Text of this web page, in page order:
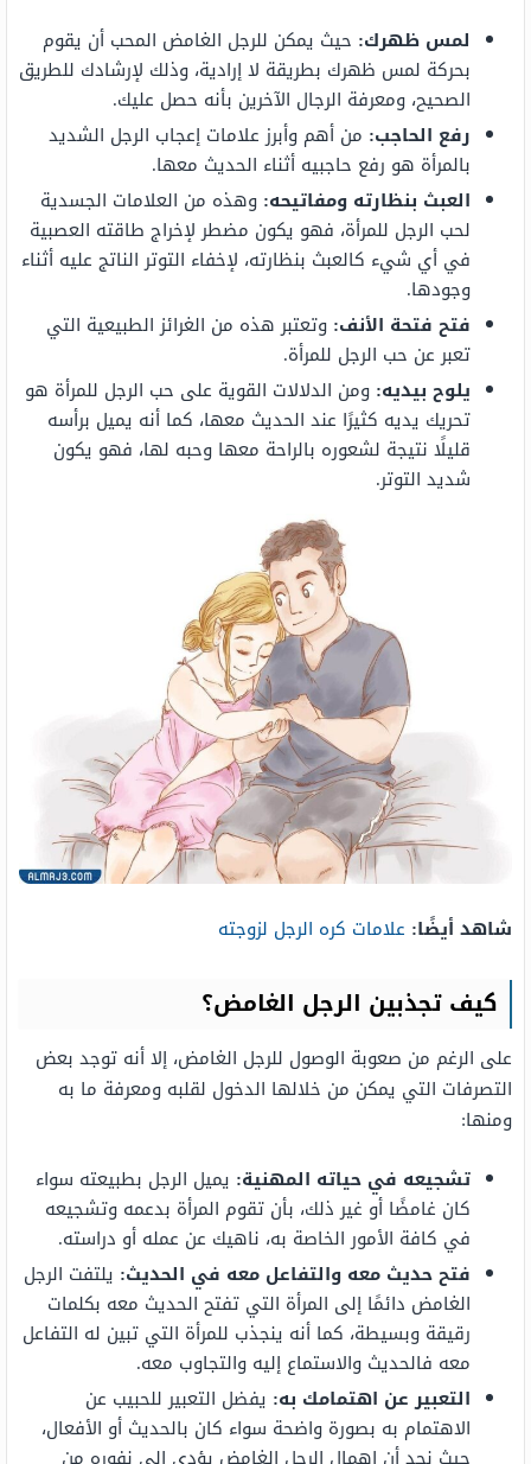
لمس ظهرك: حيث يمكن للرجل الغامض المحب أن يقوم
بحركة لمس ظهرك بطريقة لا إرادية، وذلك لإرشادك للطريق
الصحيح، ومعرفة الرجال الآخرين بأنه حصل عليك.
رفع الحاجب: من أهم وأبرز علامات إعجاب الرجل الشديد
بالمرأة هو رفع حاجبيه أثناء الحديث معها.
العبث بنظارته ومفاتيحه: وهذه من العلامات الجسدية
لحب الرجل للمرأة، فهو يكون مضطر لإخراج طاقته العصبية
في أي شيء كالعبث بنظارته، لإخفاء التوتر الناتج عليه أثناء
وجودها.
فتح فتحة الأنف: وتعتبر هذه من الغرائز الطبيعية التي
تعبر عن حب الرجل للمرأة.
يلوح بيديه: ومن الدلالات القوية على حب الرجل للمرأة هو
تحريك يديه كثيرًا عند الحديث معها، كما أنه يميل برأسه
قليلًا نتيجة لشعوره بالراحة معها وحبه لها، فهو يكون
شديد التوتر.
شاهد أيضًا: علامات كره الرجل لزوجته
كيف تجذبين الرجل الغامض؟
على الرغم من صعوبة الوصول للرجل الغامض، إلا أنه توجد بعض
التصرفات التي يمكن من خلالها الدخول لقلبه ومعرفة ما به
ومنها:
تشجيعه في حياته المهنية: يميل الرجل بطبيعته سواء
كان غامضًا أو غير ذلك، بأن تقوم المرأة بدعمه وتشجيعه
في كافة الأمور الخاصة به، ناهيك عن عمله أو دراسته.
فتح حديث معه والتفاعل معه في الحديث: يلتفت الرجل
الغامض دائمًا إلى المرأة التي تفتح الحديث معه بكلمات
رقيقة وبسيطة، كما أنه ينجذب للمرأة التي تبين له التفاعل
معه فالحديث والاستماع إليه والتجاوب معه.
التعبير عن اهتمامك به: يفضل التعبير للحبيب عن
الاهتمام به بصورة واضحة سواء كان بالحديث أو الأفعال،